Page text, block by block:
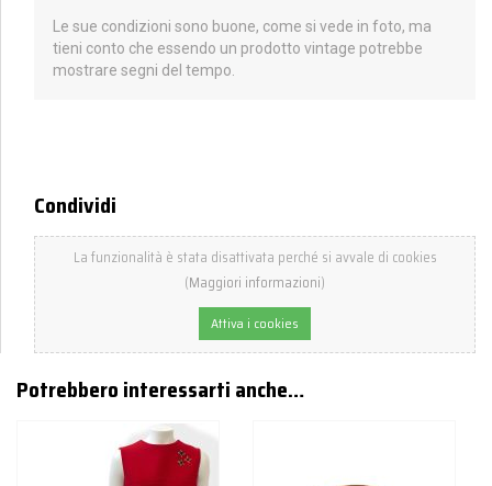
Le sue condizioni sono buone, come si vede in foto, ma
tieni conto che essendo un prodotto vintage potrebbe
mostrare segni del tempo.
Condividi
La funzionalità è stata disattivata perché si avvale di cookies
(Maggiori informazioni)
Attiva i cookies
Potrebbero interessarti anche…